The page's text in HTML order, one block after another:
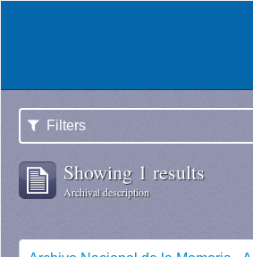
Filters
Showing 1 results
Archival description